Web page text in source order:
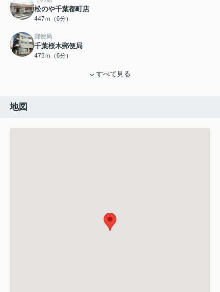
松のや千葉都町店
447ｍ（6分）
郵便局
千葉桜木郵便局
475ｍ（6分）
すべて見る
地図